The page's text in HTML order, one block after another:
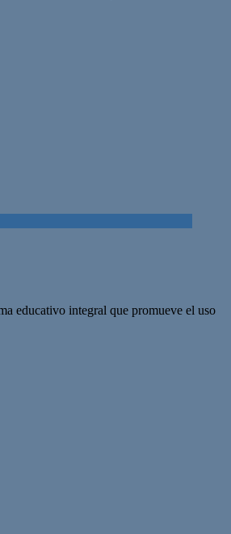
educativo integral que promueve el uso